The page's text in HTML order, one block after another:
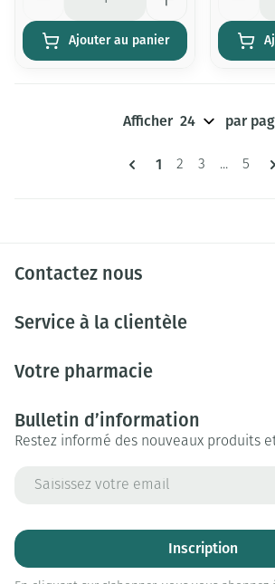
Ajouter au panier
Pages
Vous lisez
1 Page
2 Page
3 ... Page
5
Afficher par
Contactez nous
Service à la clientèle
Votre pharmacie
Bulletin d’information
Restez informé des nouveaux produits
Inscription